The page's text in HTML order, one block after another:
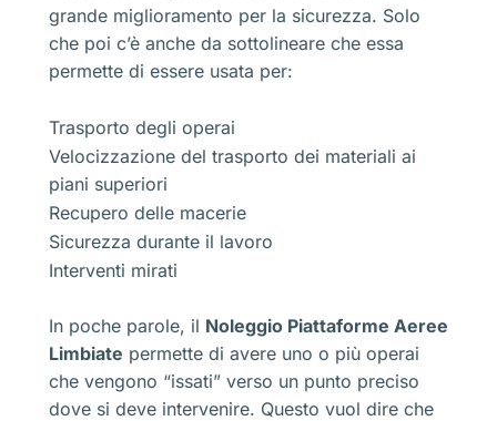
grande miglioramento per la sicurezza. Solo
che poi c’è anche da sottolineare che essa
permette di essere usata per:
Trasporto degli operai
Velocizzazione del trasporto dei materiali ai
piani superiori
Recupero delle macerie
Sicurezza durante il lavoro
Interventi mirati
In poche parole, il Noleggio Piattaforme Aeree
Limbiate permette di avere uno o più operai
che vengono “issati” verso un punto preciso
dove si deve intervenire. Questo vuol dire che